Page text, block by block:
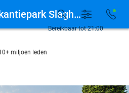
per week beschikbaarBereikbaar tot 21:00
Slagharen